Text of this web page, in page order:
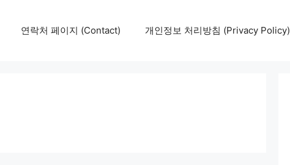
연락처 페이지 (Contact) 개인정보 처리방침 (Privacy Policy)